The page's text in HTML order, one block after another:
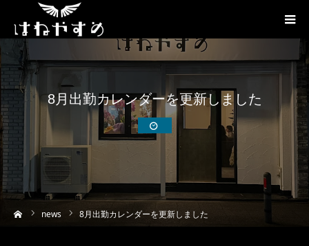
8月出勤カレンダーを更新しました
news 8月出勤カレンダーを更新しました